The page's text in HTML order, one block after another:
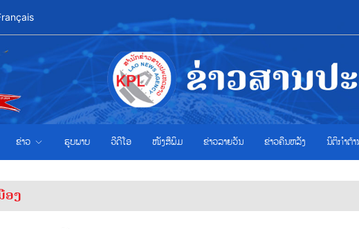
ຂ່າວ ຮູບພາບ ວີດີໂອ ໜັງສືພິມ ຂ່າວ​ລາຍ​ວັນ ຂ່າວຄືນຫລັງ ນິຕິກຳຕ້
ອງ